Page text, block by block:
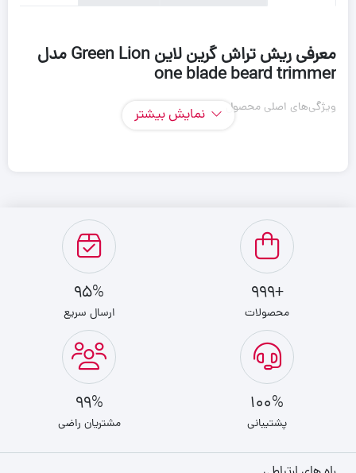
معرفی ریش تراش گرین لاین Green Lion مدل
one blade beard trimmer
ویژگی‌های اصلی محصول
نوع محصول: ریش‌تراش و ماشین اصلاح چندکاره
جنس تیغه: استیل ضدزنگ با دوام بالا
🟦 توضیحات کامل محصول
✨ تجربه یک اصلاح دقیق و حرفه‌ای
ریش تراش گرین لاین Green Lion مدل One Blade Beard Trimmer
یک دستگاه اصلاح مدرن و کاربردی است که برای آقایانی طراحی شده که
نمایش بیشتر
+999
محصولات
95%
ارسال سریع
100%
پشتیبانی
99%
مشتریان راضی